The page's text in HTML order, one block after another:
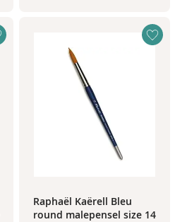
Raphaël Kaërell Bleu
round malepensel size 14